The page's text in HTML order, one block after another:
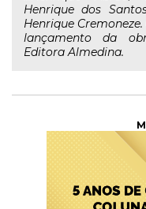
Henrique dos
Henrique
lançamento da
Editora Almedina.